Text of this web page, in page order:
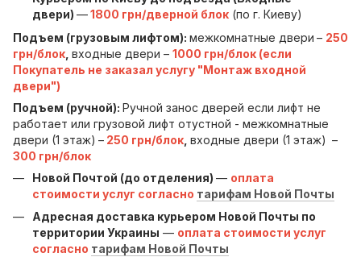
двери) —1800 грн/дверной блок (по г. Киеву)
Подъем (грузовым лифтом): межкомнатные двери – 250
грн/блок входные двери – 1000 грн/блок (если
Покупатель не заказал услугу "Монтаж входной
двери")
Подъем (ручной): Ручной занос дверей если лифт не
работает или грузовой лифт отустной - межкомнатные
двери (1 этаж) – 250 грн/блок входные двери (1 этаж) –
300 грн/блок
Новой Почтой (до отделения) — оплата
стоимости услуг согласно тарифам Новой Почты
Адресная доставка курьером Новой Почты по
территории Украины — оплата стоимости услуг
согласно тарифам Новой Почты